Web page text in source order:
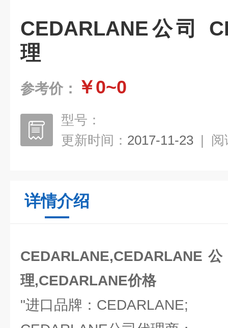
CEDARLANE公司
理
参考价： ￥0~0
型号：
更新时间： 2017-11-23 | 阅
详情介绍
CEDARLANE,CEDARLANE
理,CEDARLANE价格
"进口品牌：CEDARLANE;